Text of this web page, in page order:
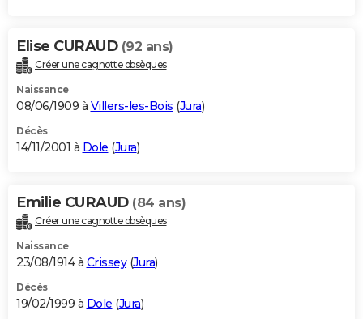
Elise CURAUD (92 ans)
Créer une cagnotte obsèques
Naissance
08/06/1909 à Villers-les-Bois (Jura)
Décès
14/11/2001 à Dole (Jura)
Emilie CURAUD (84 ans)
Créer une cagnotte obsèques
Naissance
23/08/1914 à Crissey(Jura)
Décès
19/02/1999 à Dole (Jura)